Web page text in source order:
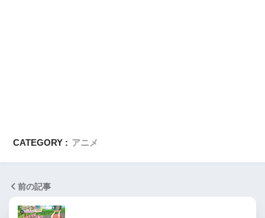
CATEGORY : アニメ
前の記事